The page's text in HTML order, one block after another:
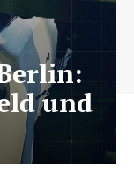
und